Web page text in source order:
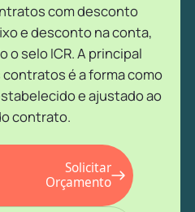
com desconto
e desconto na conta,
o selo ICR. A principal
é a forma como
e ajustado ao
contrato.
Solicitar
Orçamento